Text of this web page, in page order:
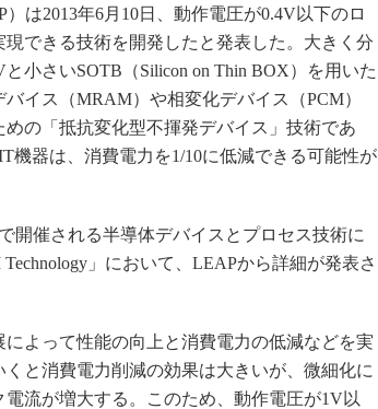
”が仕掛けた社内
本を救うのか
来展望」
エンジニア」の
は2013年6月10日、動作電圧が0.4V以下のロ
現できる技術を開発したと発表した。大きく分
小さいSOTB（Silicon on Thin BOX）を用いた
イス（MRAM）や相変化デバイス（PCM）
の「抵抗変化型不揮発デバイス」技術であ
機器は、消費電力を1/10に低減できる可能性が
開催される半導体デバイスとプロセス技術に
」において、LEAPから詳細が発表さ
よって性能の向上と消費電力の低減などを実
と消費電力削減の効果は大きいが、微細化に
流が増大する。このため、動作電圧が1V以